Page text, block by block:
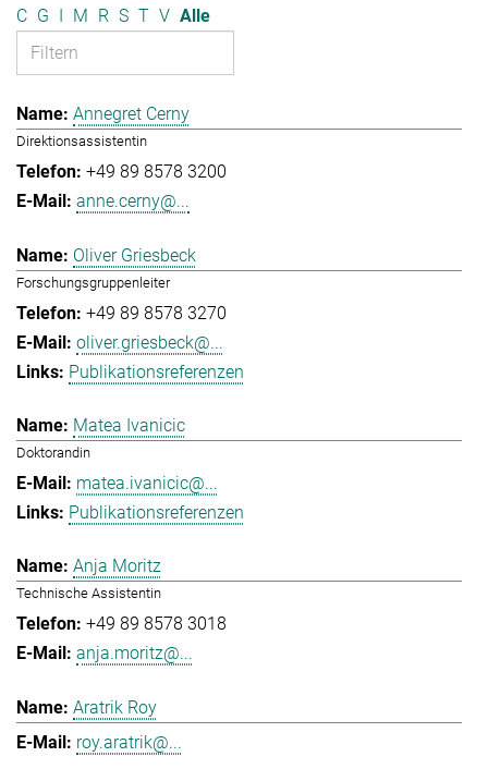
C G I M R S T V Alle
Annegret Cerny
Direktionsassistentin
+49 89 8578 3200
anne.cerny@...
Oliver Griesbeck
Forschungsgruppenleiter
+49 89 8578 3270
oliver.griesbeck@...
Publikationsreferenzen
Matea Ivanicic
Doktorandin
matea.ivanicic@...
Publikationsreferenzen
Anja Moritz
Technische Assistentin
+49 89 8578 3018
anja.moritz@...
Aratrik Roy
roy.aratrik@...